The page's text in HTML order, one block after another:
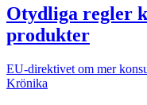
Otydliga regler
produkter
EU-direktivet om mer
Krönika